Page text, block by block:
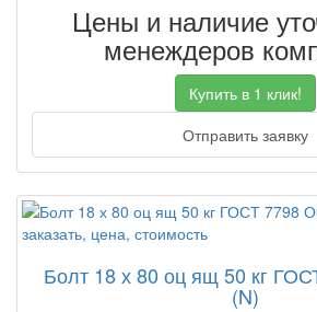
Цены и наличие
менеждеров
Купить в 1 клик!
Отправить заявку
Болт 18 х 80 оц ящ 50 кг
(N)